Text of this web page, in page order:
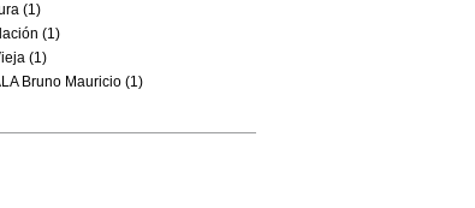
(1)
(1)
(1)
Bruno Mauricio (1)